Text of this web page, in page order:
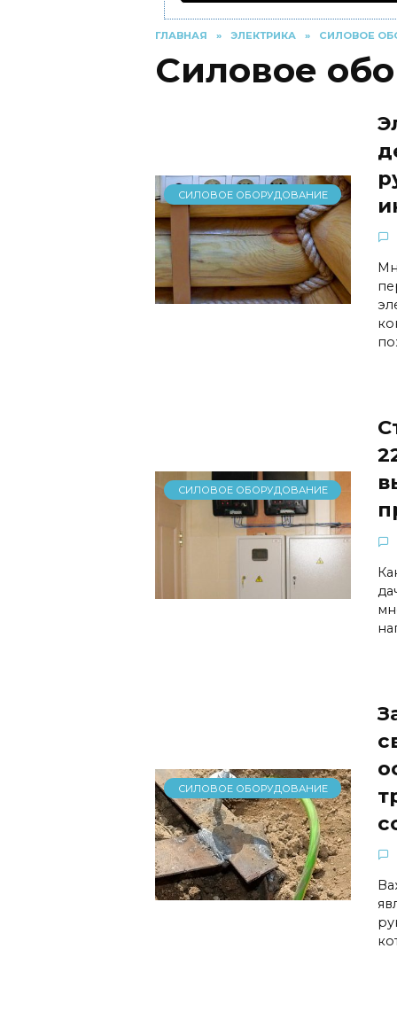
ГЛАВНАЯ » ЭЛЕКТРИКА » СИЛОВОЕ
Силовое
СИЛОВОЕ ОБОРУДОВАНИЕ
СИЛОВОЕ ОБОРУДОВАНИЕ
СИЛОВОЕ ОБОРУДОВАНИЕ